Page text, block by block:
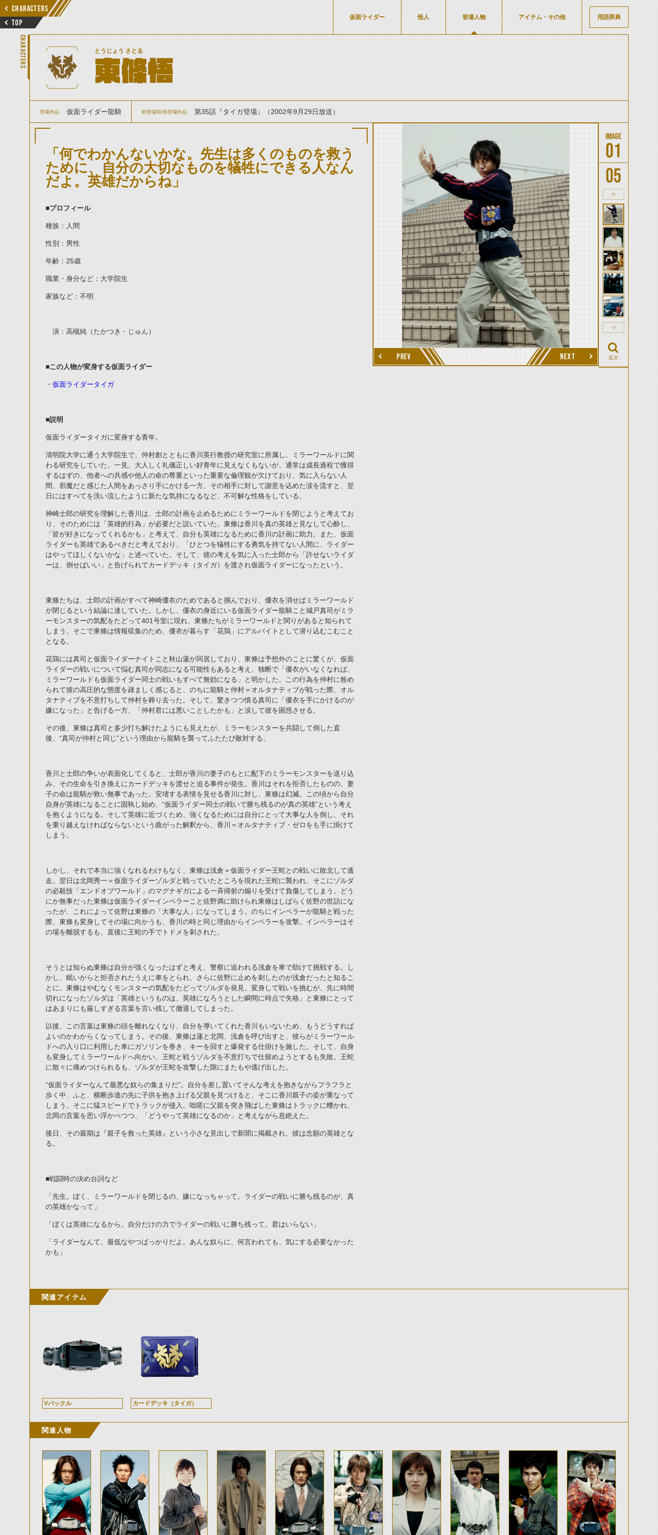
CHARACTERS
TOP
仮面ライダー 怪人 登場人物 アイテム・その他 用語辞典
CHARACTERS とうじょう さとる
東條悟
登場作品 仮面ライダー龍騎 初登場回/初登場作品 第35話『タイガ登場』（2002年9月29日放送）
「何でわかんないかな。先生は多くのものを救う
ために、自分の大切なものを犠牲にできる人なん
だよ。英雄だからね」
■プロフィール
種族：人間
性別：男性
年齢：25歳
職業・身分など：大学院生
家族など ：不明
演：高槻純（たかつき・じゅん）
■この人物が変身する仮面ライダー
・ 仮面ライダータイガ
■説明
仮面ライダータイガに変身する青年。
清明院大学に通う大学院生で、仲村創とともに香川英行教授の研究室に所属し、ミラーワールドに関
わる研究をしていた。一見、大人しく礼儀正しい好青年に見えなくもないが、通常は成長過程で獲得
するはずの、他者への共感や他人の命の尊重といった重要な倫理観が欠けており、気に入らない人
間、邪魔だと感じた人間をあっさり手にかける一方、その相手に対して謝意を込めた涙を流すと、翌
日にはすべてを洗い流したように新たな気持になるなど、不可解な性格をしている。
神崎士郎の研究を理解した香川は、士郎の計画を止めるためにミラーワールドを閉じようと考えてお
り、そのためには「英雄的行為」が必要だと説いていた。東條は香川を真の英雄と見なして心酔し、
「皆が好きになってくれるかも」と考えて、自分も英雄になるために香川の計画に助力。また、仮面
ライダーも英雄であるべきだと考えており、「ひとつを犠牲にする勇気を持てない人間に、ライダー
はやってほしくないかな」と述べていた。そして、彼の考えを気に入った士郎から「許せないライダ
ーは、倒せばいい」と告げられてカードデッキ（タイガ）を渡され仮面ライダーになったという。
東條たちは、士郎の計画がすべて神崎優衣のためであると掴んでおり、優衣を消せばミラーワールド
が閉じるという結論に達していた。しかし、優衣の身近にいる仮面ライダー龍騎こと城戸真司がミラ
ーモンスターの気配をたどって401号室に現れ、東條たちがミラーワールドと関りがあると知られて
しまう。そこで東條は情報収集のため、優衣が暮らす「花鶏」にアルバイトとして潜り込むこむこと
となる。
花鶏には真司と仮面ライダーナイトこと秋山蓮が同居しており、東條は予想外のことに驚くが、仮面
ライダーの戦いについて悩む真司が同志になる可能性もあると考え、独断で「優衣がいなくなれば、
ミラーワールドも仮面ライダー同士の戦いもすべて無効になる」と明かした。この行為を仲村に咎め
られて彼の高圧的な態度を疎ましく感じると、のちに龍騎と仲村＝オルタナティブが戦った際、オル
タナティブを不意打ちして仲村を葬り去った。そして、驚きつつ憤る真司に「優衣を手にかけるのが
嫌になった」と告げる一方、「仲村君には悪いことしたかも」と涙して彼を困惑させる。
その後、東條は真司と多少打ち解けたようにも見えたが、ミラーモンスターを共闘して倒した直
後、“真司が仲村と同じ”という理由から龍騎を襲ってふたたび敵対する。
香川と士郎の争いが表面化してくると、士郎が香川の妻子のもとに配下のミラーモンスターを送り込
み、その生命を引き換えにカードデッキを渡せと迫る事件が発生。香川はそれを拒否したものの、妻
子の命は龍騎が救い無事であった。安堵する表情を見せる香川に対し、東條は幻滅。この頃から自分
自身が英雄になることに固執し始め、“仮面ライダー同士の戦いで勝ち残るのが真の英雄”という考え
を抱くようになる。そして英雄に近づくため、強くなるためには自分にとって大事な人を倒し、それ
を乗り越えなければならないという曲がった解釈から、香川＝オルタナティブ・ゼロをも手に掛けて
しまう。
しかし、それで本当に強くなれるわけもなく、東條は浅倉＝仮面ライダー王蛇との戦いに敗北して逃
走。翌日は北岡秀一＝仮面ライダーゾルダと戦っていたところを現れた王蛇に襲われ、そこにゾルダ
の必殺技「エンドオブワールド」のマグナギガによる一斉掃射の煽りを受けて負傷してしまう。どう
にか無事だった東條は仮面ライダーインペラーこと佐野満に助けられ東條はしばらく佐野の世話にな
ったが、これによって佐野は東條の「大事な人」になってしまう。のちにインペラーが龍騎と戦った
際、東條も変身してその場に向かうも、香川の時と同じ理由からインペラーを攻撃。インペラーはそ
の場を離脱するも、直後に王蛇の手でトドメを刺された。
そうとは知らぬ東條は自分が強くなったはずと考え、警察に追われる浅倉を車で助けて挑戦する。し
かし、眠いからと拒否されたうえに車をとられ、さらに佐野に止めを刺したのが浅倉だったと知るこ
とに。東條はやむなくモンスターの気配をたどってゾルダを発見。変身して戦いを挑むが、先に時間
切れになったゾルダは「英雄というものは、英雄になろうとした瞬間に時点で失格」と東條にとって
はあまりにも厳しすぎる言葉を言い残して撤退してしまった。
以後、この言葉は東條の頭を離れなくなり、自分を導いてくれた香川もいないため、もうどうすれば
よいのかわからくなってしまう。その後、東條は蓮と北岡、浅倉を呼び出すと、彼らがミラーワール
ドへの入り口に利用した車にガソリンを巻き、キーを回すと爆発する仕掛けを施した。そして、自身
も変身してミラーワールドへ向かい、王蛇と戦うゾルダを不意打ちで仕留めようとするも失敗。王蛇
に散々に痛めつけられるも、ゾルダが王蛇を攻撃した隙にまたもや逃げ出した。
“仮面ライダーなんて最悪な奴らの集まりだ”。自分を差し置いてそんな考えを抱きながらフラフラと
歩く中、ふと、横断歩道の先に子供を抱き上げる父親を見つけると、そこに香川親子の姿が重なって
しまう。そこに猛スピードでトラックが侵入。咄嗟に父親を突き飛ばした東條はトラックに轢かれ、
北岡の言葉を思い浮かべつつ、「どうやって英雄になるのか」と考えながら息絶えた。
後日、その最期は『親子を救った英雄』という小さな見出しで新聞に掲載され、彼は念願の英雄とな
る。
■戦闘時の決め台詞など
「先生。ぼく、ミラーワールドを閉じるの、嫌になっちゃって。ライダーの戦いに勝ち残るのが、真
の英雄かなって」
「ぼくは英雄になるから。自分だけの力でライダーの戦いに勝ち残って。君はいらない」
「ライダーなんて、最低なやつばっかりだよ。あんな奴らに、何言われても、気にする必要なかった
かも」
PREV NEXT
01
05
拡大
関連アイテム
Vバックル カードデッキ（タイガ）
関連人物